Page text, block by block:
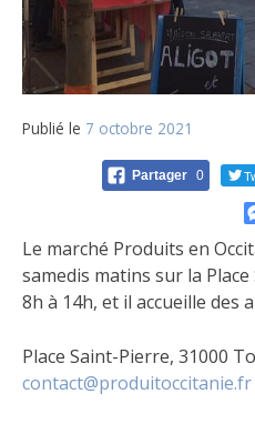
Publié le 7 octobre 2021
Partager 0
Le marché Produits en
samedis matins sur la
8h à 14h, et il accueille des
Place Saint-Pierre, 31000
contact@produitoccitanie.fr